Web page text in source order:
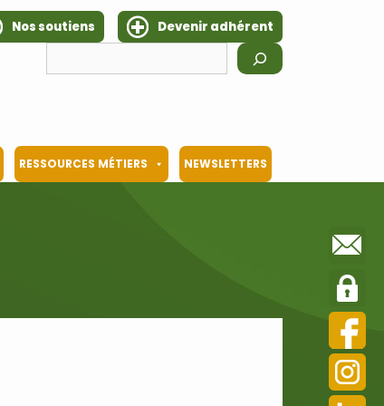
Nos soutiens
Devenir adhérent
RESSOURCES MÉTIERS NEWSLETTERS